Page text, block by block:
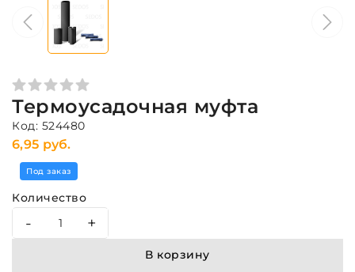
Термоусадочная муфта
Код: 524480
6,95 руб.
Под заказ
Количество
- +
В корзину